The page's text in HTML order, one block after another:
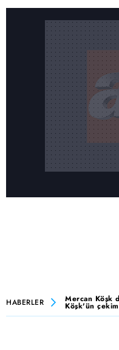
HABERLER Mercan Köşk
Köşk'ün